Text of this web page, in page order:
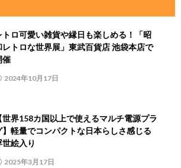
トロ可愛い雑貨や縁日も楽しめる！「昭
レトロな世界展」東武百貨店 池袋本店で
催
2024年10月17日
世界158カ国以上で使えるマルチ電源プラ
】軽量でコンパクトな日本らしさ感じる
世絵入り
2025年3月17日